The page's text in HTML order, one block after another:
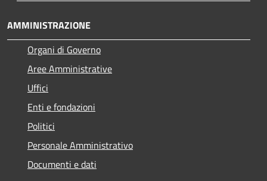
AMMINISTRAZIONE
Organi di Governo
Aree Amministrative
Uffici
Enti e fondazioni
Politici
Personale Amministrativo
Documenti e dati